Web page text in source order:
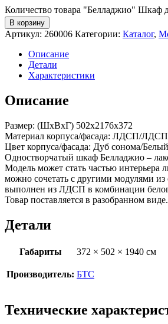
Количество товара "Белладжио" Шкаф
В корзину
Артикул: 260006 Категории: Каталог,
Описание
Детали
Характеристики
Описание
Размер: (ШхВхГ) 502х2176х372
Материал корпуса/фасада: ЛДСП/ЛДСП
Цвет корпуса/фасада: Дуб сонома/Белый
Одностворчатый шкаф Белладжио –
Модель может стать частью интерьера
можно сочетать с другими модулями
выполнен из ЛДСП в комбинации
Товар поставляется в разобранном виде.
Детали
Габариты 372 × 502 × 1940 см
Производитель: БТС
Технические